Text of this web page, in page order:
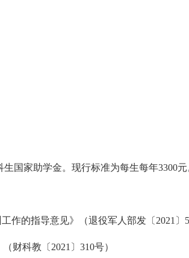
家助学金。现行标准为每生每年3300元
的指导意见》（退役军人部发〔2021〕
科教〔2021〕310号）